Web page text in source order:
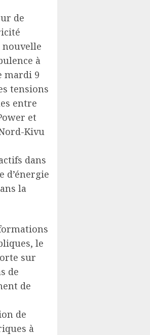
de
à
mardi 9
tensions
entre
et
Kivu
dans
d’énergie
la
le
sur
de
de
de
à